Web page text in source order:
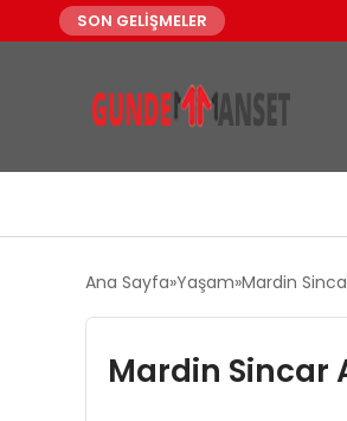
SON GELİŞMELER
Ana Sayfa Yaşam Mardin
Mardin Sincar